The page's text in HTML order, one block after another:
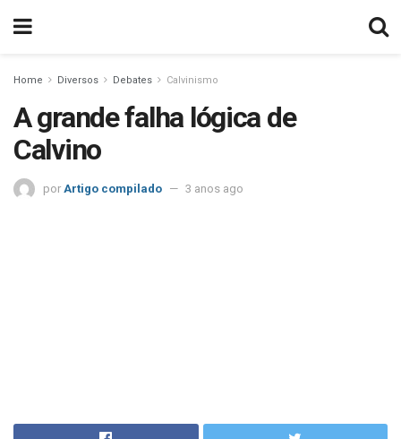
Home Diversos Debates Calvinismo
A grande falha lógica de
Calvino
por Artigo compilado 3 anos ago